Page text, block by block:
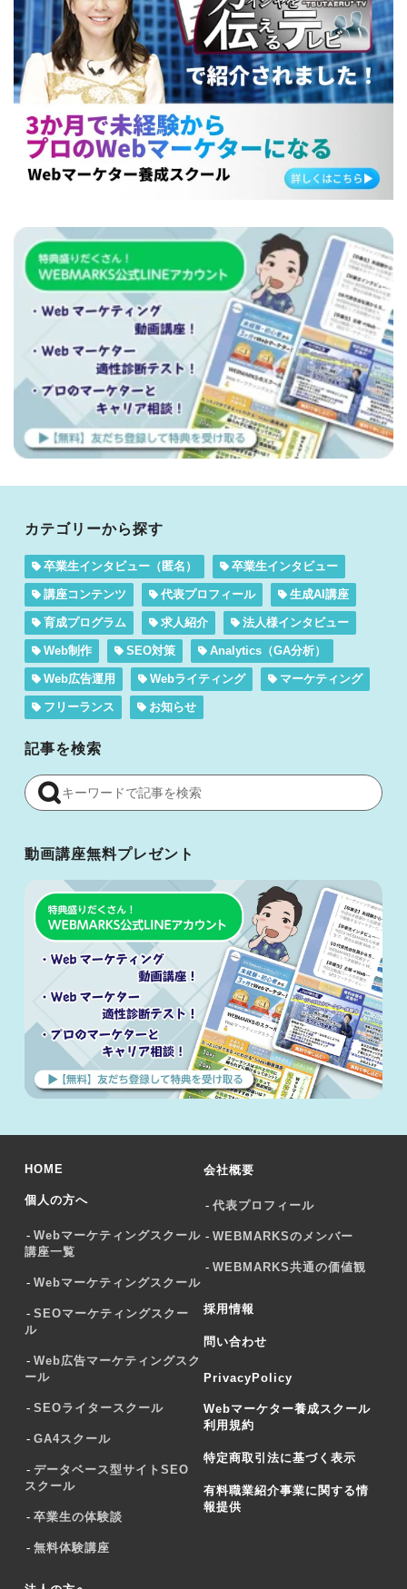
カテゴリーから探す
卒業生インタビュー（匿名） 卒業生インタビュー
講座コンテンツ 代表プロフィール 生成AI講座
育成プログラム 求人紹介 法人様インタビュー
Web制作 SEO対策 Analytics（GA分析）
Web広告運用 Webライティング マーケティング
フリーランス お知らせ
記事を検索
動画講座無料プレゼント
HOME
個人の方へ
Webマーケティングスクール
講座一覧
Webマーケティングスクール
SEOマーケティングスクー
ル
Web広告マーケティングスク
ール
SEOライタースクール
GA4スクール
データベース型サイトSEO
スクール
卒業生の体験談
無料体験講座
会社概要
代表プロフィール
WEBMARKSのメンバー
WEBMARKS共通の価値観
採用情報
問い合わせ
PrivacyPolicy
Webマーケター養成スクール
利用規約
特定商取引法に基づく表示
有料職業紹介事業に関する情
報提供